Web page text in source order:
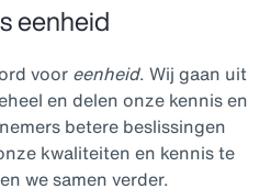
eenheid
voor eenheid. Wij gaan uit
en delen onze kennis en
betere beslissingen
kwaliteiten en kennis te
we samen verder.